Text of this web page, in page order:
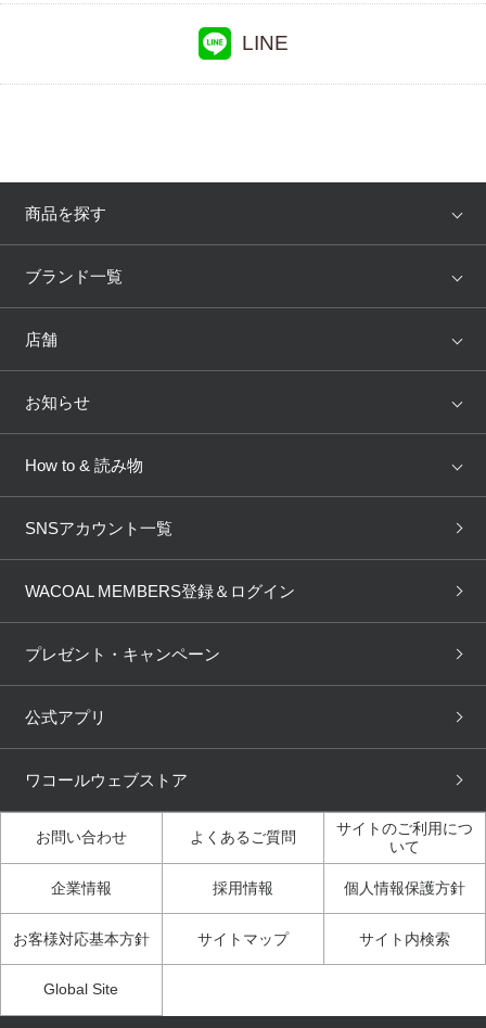
LINE
商品を探す
アイテム
トピックス
ブランド一覧
WACOAL
AMPHI une nana cool
OUR WACOAL
WACOAL Remamma Mens Innerwear
Licensed Brands
店舗
店舗を探す
ブラ無料診断
3Dボディスキャン
お知らせ
新着情報
商品回収
ニュース＆トピックス
How to & 読み物
下着の基礎知識
ブラパン ワコールスタイル
大人の工場見学inベトナム
人間科学研究開発センター見
学
ガイド（マンガ）
3Dボディスキャン体験（マ
SNSアカウント一覧
WACOAL MEMBERS登録＆ログイン
プレゼント・キャンペーン
公式アプリ
ワコールウェブストア
お問い合わせ よくあるご質問
サイトのご利用につ
いて
企業情報 採用情報 個人情報保護方針
お客様対応基本方針 サイトマップ サイト内検索
Global Site